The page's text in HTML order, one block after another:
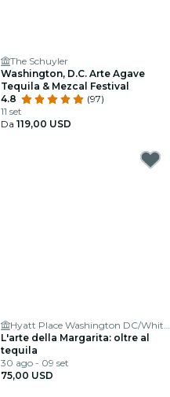
The Schuyler
Washington, D.C. Arte Agave
Tequila & Mezcal Festival
4.8
(97)
11 set
Da 119,00 USD
Hyatt Place Washington DC/White House
L'arte della Margarita: oltre al
tequila
30 ago - 09 set
75,00 USD